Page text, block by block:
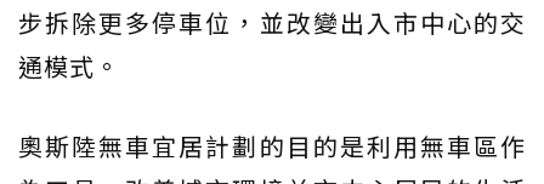
步拆除更多停車位，並改變出入市中心的交
通模式。
奧斯陸無車宜居計劃的目的是利用無車區作